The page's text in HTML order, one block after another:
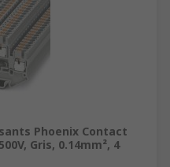
Phoenix Contact
Gris, 0.14mm², 4